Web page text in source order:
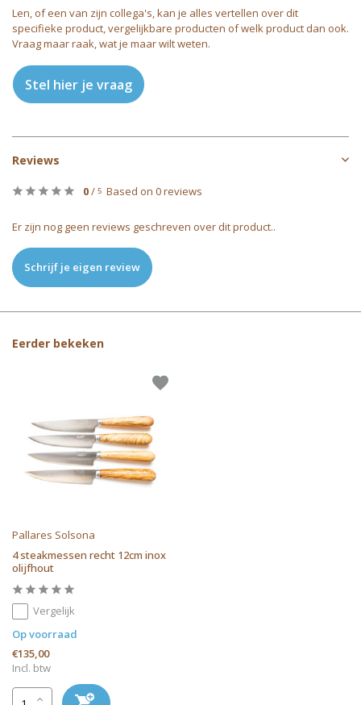
Len, of een van zijn collega's, kan je alles vertellen over dit
specifieke product, vergelijkbare producten of welk product dan ook.
Vraag maar raak, wat je maar wilt weten.
Stel hier je vraag
Reviews
0/ 5 Based on 0 reviews
Er zijn nog geen reviews geschreven over dit product..
Schrijf je eigen review
Eerder bekeken
Pallares Solsona
4 steakmessen recht 12cm inox
olijfhout
Vergelijk
Op voorraad
€135,00
Incl. btw